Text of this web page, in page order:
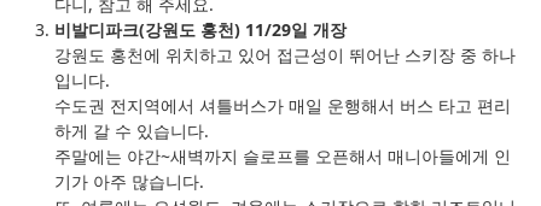
비발디파크(강원도 홍천) 11/29일 개장
강원도 홍천에 위치하고 있어 접근성이 뛰어난 스키장 중 하나
입니다.
수도권 전지역에서 셔틀버스가 매일 운행해서 버스 타고 편리
하게 갈 수 있습니다.
주말에는 야간~새벽까지 슬로프를 오픈해서 매니아들에게 인
기가 아주 많습니다.